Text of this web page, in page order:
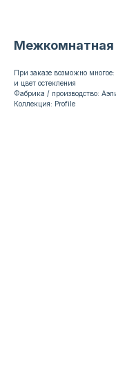
Межкомнатная
При заказе возможно
и цвет остекления
Фабрика / производство:
Коллекция: Profile